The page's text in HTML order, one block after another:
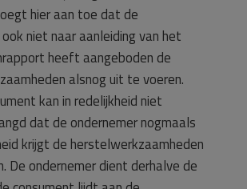
hier aan toe dat de
niet naar aanleiding van het
heeft aangeboden de
alsnog uit te voeren.
kan in redelijkheid niet
dat de ondernemer nogmaals
krijgt de herstelwerkzaamheden
De ondernemer dient derhalve de